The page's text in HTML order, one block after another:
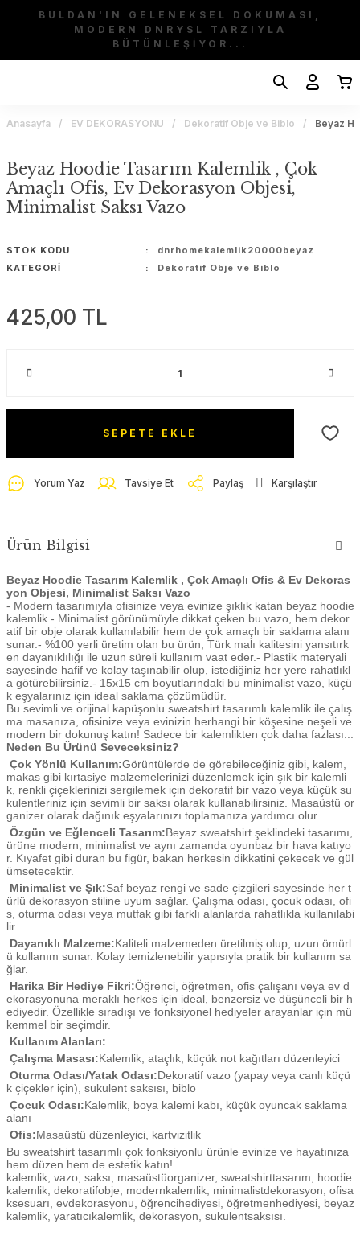
BULDAN'IN GELENEKSEL DOKUMASI,
MODERN DNRYSL TARZIYLA
BÜTÜNLEŞİYOR...
Anasayfa EV DEKORASYONU Dekoratif Obje ve Biblo Beyaz
Beyaz Hoodie Tasarım Kalemlik , Çok
Amaçlı Ofis, Ev Dekorasyon Objesi,
Minimalist Saksı Vazo
STOK KODU
dnrhomekalemlik20000beyaz
KATEGORI
Dekoratif Obje ve Biblo
425,00 TL
SEPETE EKLE
Yorum Yaz Tavsiye Et Paylaş Karşılaştır
Ürün Bilgisi
Beyaz Hoodie Tasarım Kalemlik , Çok Amaçlı Ofis & Ev Dekoras
yon Objesi, Minimalist Saksı Vazo
- Modern tasarımıyla ofisinize veya evinize şıklık katan beyaz hoodie
kalemlik.- Minimalist görünümüyle dikkat çeken bu vazo, hem dekor
atif bir obje olarak kullanılabilir hem de çok amaçlı bir saklama alanı
sunar.- %100 yerli üretim olan bu ürün, Türk malı kalitesini yansıtırk
en dayanıklılığı ile uzun süreli kullanım vaat eder.- Plastik materyali
sayesinde hafif ve kolay taşınabilir olup, istediğiniz her yere rahatlıkl
a götürebilirsiniz.- 15x15 cm boyutlarındaki bu minimalist vazo, küçü
k eşyalarınız için ideal saklama çözümüdür.
Bu sevimli ve orijinal kapüşonlu sweatshirt tasarımlı kalemlik ile çalış
ma masanıza, ofisinize veya evinizin herhangi bir köşesine neşeli ve
modern bir dokunuş katın! Sadece bir kalemlikten çok daha fazlası...
Neden Bu Ürünü Seveceksiniz?
Çok Yönlü Kullanım:Görüntülerde de görebileceğiniz gibi, kalem,
makas gibi kırtasiye malzemelerinizi düzenlemek için şık bir kalemli
k, renkli çiçeklerinizi sergilemek için dekoratif bir vazo veya küçük su
kulentleriniz için sevimli bir saksı olarak kullanabilirsiniz. Masaüstü or
ganizer olarak dağınık eşyalarınızı toplamanıza yardımcı olur.
Özgün ve Eğlenceli Tasarım:Beyaz sweatshirt şeklindeki tasarımı,
ürüne modern, minimalist ve aynı zamanda oyunbaz bir hava katıyo
r. Kıyafet gibi duran bu figür, bakan herkesin dikkatini çekecek ve gül
ümsetecektir.
Minimalist ve Şık:Saf beyaz rengi ve sade çizgileri sayesinde her t
ürlü dekorasyon stiline uyum sağlar. Çalışma odası, çocuk odası, ofi
s, oturma odası veya mutfak gibi farklı alanlarda rahatlıkla kullanılabi
lir.
Dayanıklı Malzeme:Kaliteli malzemeden üretilmiş olup, uzun ömürl
ü kullanım sunar. Kolay temizlenebilir yapısıyla pratik bir kullanım sa
ğlar.
Harika Bir Hediye Fikri:Öğrenci, öğretmen, ofis çalışanı veya ev d
ekorasyonuna meraklı herkes için ideal, benzersiz ve düşünceli bir h
ediyedir. Özellikle sıradışı ve fonksiyonel hediyeler arayanlar için mü
kemmel bir seçimdir.
Kullanım Alanları:
Çalışma Masası:Kalemlik, ataçlık, küçük not kağıtları düzenleyici
Oturma Odası/Yatak Odası:Dekoratif vazo (yapay veya canlı küçü
k çiçekler için), sukulent saksısı, biblo
Çocuk Odası:Kalemlik, boya kalemi kabı, küçük oyuncak saklama
alanı
Ofis:Masaüstü düzenleyici, kartvizitlik
Bu sweatshirt tasarımlı çok fonksiyonlu ürünle evinize ve hayatınıza
hem düzen hem de estetik katın!
kalemlik, vazo, saksı, masaüstüorganizer, sweatshirttasarım, hoodie
kalemlik, dekoratifobje, modernkalemlik, minimalistdekorasyon, ofisa
ksesuarı, evdekorasyonu, öğrencihediyesi, öğretmenhediyesi, beyaz
kalemlik, yaratıcıkalemlik, dekorasyon, sukulentsaksısı.